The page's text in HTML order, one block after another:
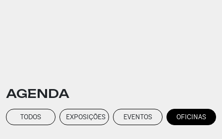
AGENDA
TODOS EXPOSIÇÕES EVENTOS OFICINAS